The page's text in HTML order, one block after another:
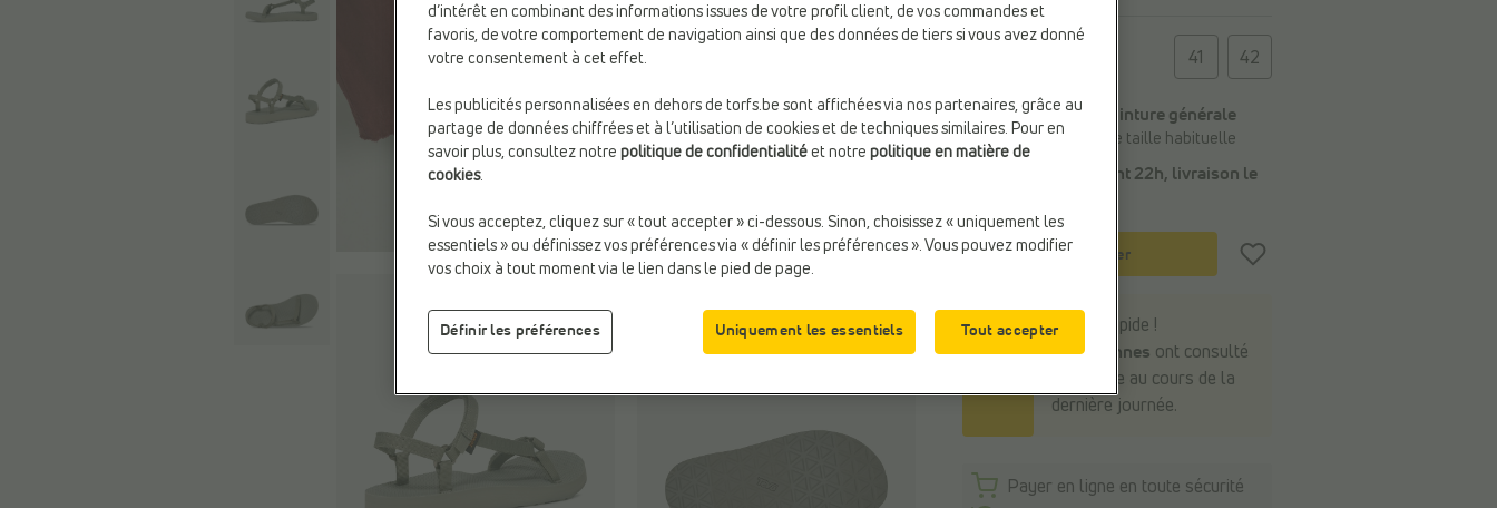
41 42
Conseil de la pointure générale
Commandez votre taille habituelle
Commandé avant 22h, livraison le
Panier
Soyez rapide !
11 personnes ont consulté
cet article au cours de la
dernière journée.
Payer en ligne en toute sécurité
d’intérêt en combinant des informations issues de votre profil client, de vos commandes et
favoris, de votre comportement de navigation ainsi que des données de tiers si vous avez donné
votre consentement à cet effet.
Les publicités personnalisées en dehors de torfs.be sont affichées via nos partenaires, grâce au
partage de données chiffrées et à l’utilisation de cookies et de techniques similaires. Pour en
savoir plus, consultez notre politique de confidentialité et notre politique en matière de
cookies.
Si vous acceptez, cliquez sur « tout accepter » ci-dessous. Sinon, choisissez « uniquement les
essentiels » ou définissez vos préférences via « définir les préférences ». Vous pouvez modifier
vos choix à tout moment via le lien dans le pied de page.
Définir les préférences Uniquement les essentiels Tout accepter